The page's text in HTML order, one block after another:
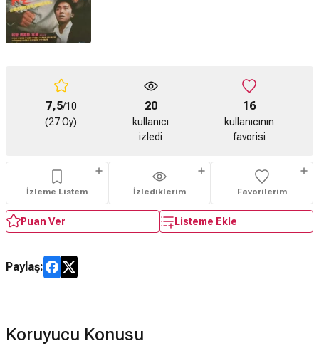
7,5/10
(27 Oy)
20
kullanıcı
izledi
16
kullanıcının
favorisi
İzleme Listem İzlediklerim Favorilerim
Puan Ver Listeme Ekle
Paylaş:
Koruyucu Konusu